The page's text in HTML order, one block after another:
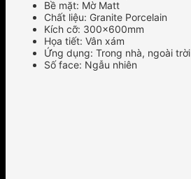
Bề mặt: Mờ Matt
Chất liệu: Granite Porcelain
Kích cỡ: 300x600mm
Họa tiết: Vân xám
Ứng dụng: Trong nhà, ngoài trời
Số face: Ngẫu nhiên